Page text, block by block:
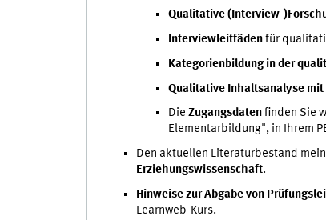
Qualitative (Interview-
Interviewleitfädenfür
Kategorienbildung in der
Qualitative Inhaltsanalyse mit
Die Zugangsdatenfinden Sie
Elementarbildung", in Ihrem
Den aktuellen Literaturbestand
Erziehungswissenschaft.
Hinweise zur Abgabe von
Learnweb-Kurs.